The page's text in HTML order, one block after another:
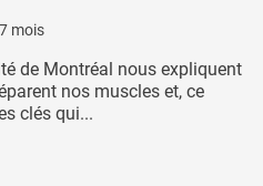
mois
de Montréal nous expliquent
nos muscles et, ce
clés qui...